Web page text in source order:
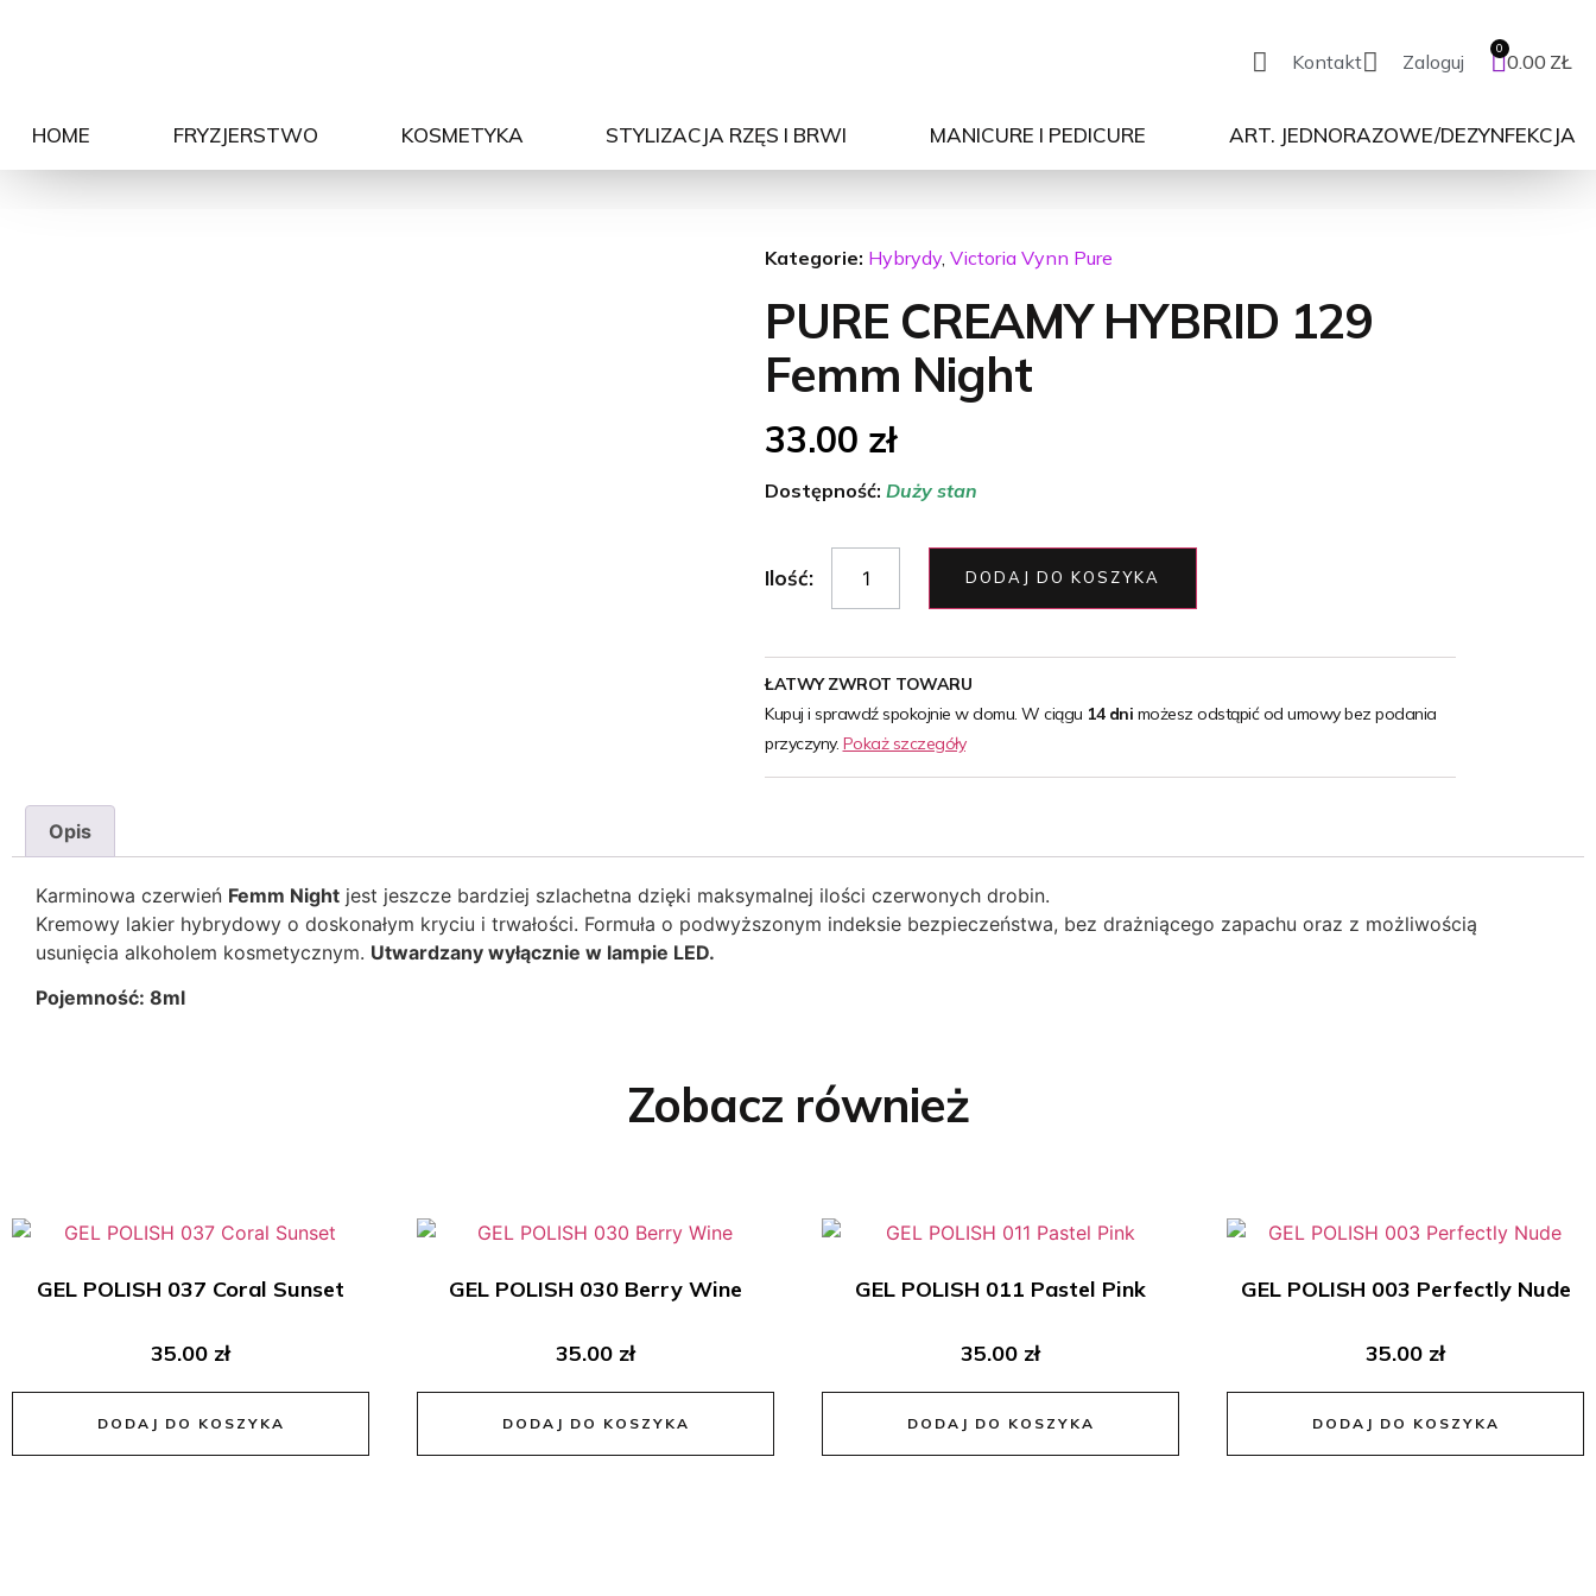
Kontakt Zaloguj 0.00 ZŁ
HOME FRYZJERSTWO KOSMETYKA STYLIZACJA RZĘS I BRWI MANICURE I PEDICURE ART. JEDNORAZOWE/DEZYNFEKCJA
Kategorie: Hybrydy, Victoria Vynn Pure
PURE CREAMY HYBRID 129
Femm Night
33.00 zł
Dostępność: Duży stan
Ilość: DODAJ DO KOSZYKA
ŁATWY ZWROT TOWARU
Kupuj i sprawdź spokojnie w domu. W ciągu 14 dni możesz odstąpić od umowy bez podania
przyczyny. Pokaż szczegóły
Opis
Karminowa czerwień Femm Night jest jeszcze bardziej szlachetna dzięki maksymalnej ilości czerwonych drobin.
Kremowy lakier hybrydowy o doskonałym kryciu i trwałości. Formuła o podwyższonym indeksie bezpieczeństwa, bez drażniącego zapachu oraz z możliwością
usunięcia alkoholem kosmetycznym. Utwardzany wyłącznie w lampie LED.
Pojemność: 8ml
Zobacz również
GEL POLISH 037 Coral Sunset
35.00 zł
DODAJ DO KOSZYKA
GEL POLISH 030 Berry Wine
35.00 zł
DODAJ DO KOSZYKA
GEL POLISH 011 Pastel Pink
35.00 zł
DODAJ DO KOSZYKA
GEL POLISH 003 Perfectly Nude
35.00 zł
DODAJ DO KOSZYKA